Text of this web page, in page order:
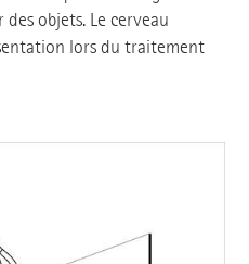
objets. Le cerveau
lors du traitement